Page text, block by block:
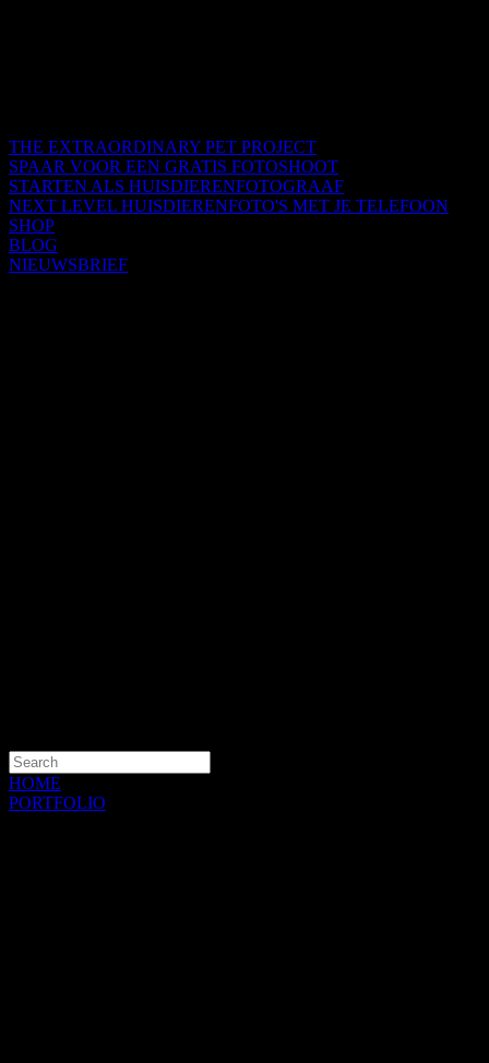
THE EXTRAORDINARY PET PROJECT
SPAAR VOOR EEN GRATIS FOTOSHOOT
STARTEN ALS HUISDIERENFOTOGRAAF
NEXT LEVEL HUISDIERENFOTO'S MET JE TELEFOON
SHOP
BLOG
NIEUWSBRIEF
HOME
PORTFOLIO